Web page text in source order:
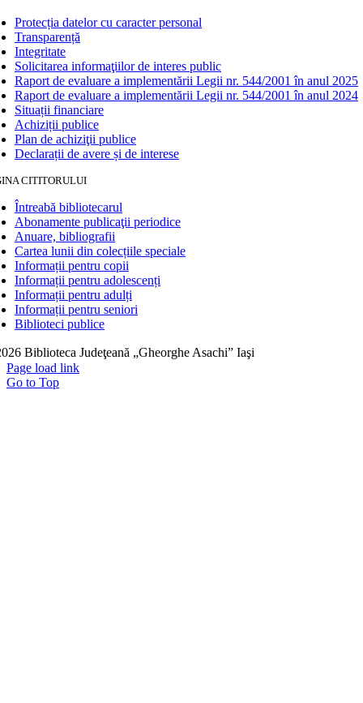
Protecția datelor cu caracter personal
Transparență
Integritate
Solicitarea informaţiilor de interes public
Raport de evaluare a implementării Legii nr. 544/2001 în anul 2025
Raport de evaluare a implementării Legii nr. 544/2001 în anul 2024
Situații financiare
Achiziții publice
Plan de achiziţii publice
Declarații de avere și de interese
CITITORULUI
Întreabă bibliotecarul
Abonamente publicaţii periodice
Anuare, bibliografii
Cartea lunii din colecțiile speciale
Informații pentru copii
Informații pentru adolescenți
Informații pentru adulți
Informații pentru seniori
Biblioteci publice
Biblioteca Judeţeană „Gheorghe Asachi” Iaşi
Page load link
Go to Top